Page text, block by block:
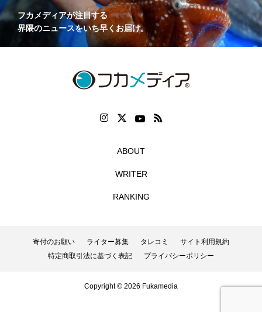
フカメディアが注目する
界隈のニュースをいち早くお届け。
ABOUT
WRITER
RANKING
寄付のお願い ライター募集 タレコミ
サイト利用規約
特定商取引法に基づく表記
プライバシーポリシー
Copyright © 2026 Fukamedia